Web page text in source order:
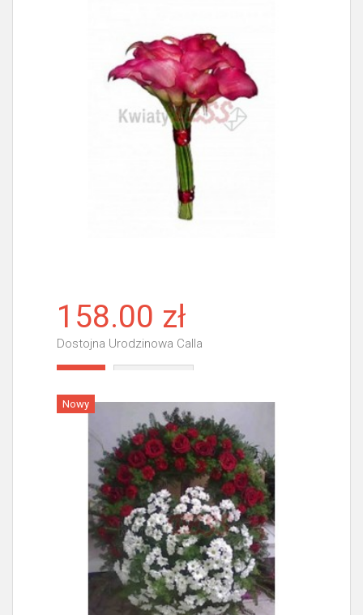
158.00 zł
Dostojna Urodzinowa Calla
Nowy